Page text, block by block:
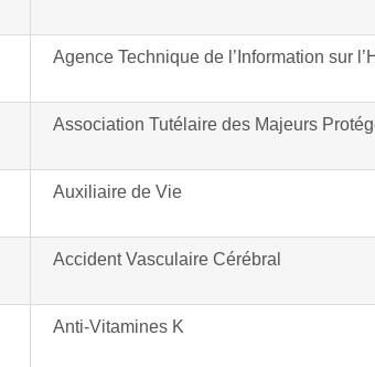
Agence Technique de l’Information sur
Association Tutélaire des Majeurs
Auxiliaire de Vie
Accident Vasculaire Cérébral
Anti-Vitamines K